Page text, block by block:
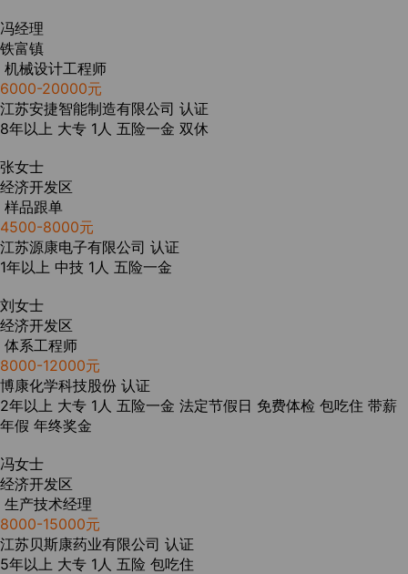
冯经理
铁富镇
机械设计工程师
6000-20000元
江苏安捷智能制造有限公司 认证
8年以上 大专 1人 五险一金 双休
张女士
经济开发区
样品跟单
4500-8000元
江苏源康电子有限公司 认证
1年以上 中技 1人 五险一金
刘女士
经济开发区
体系工程师
8000-12000元
博康化学科技股份 认证
2年以上 大专 1人 五险一金 法定节假日 免费体检 包吃住 带薪
年假 年终奖金
冯女士
经济开发区
生产技术经理
8000-15000元
江苏贝斯康药业有限公司 认证
5年以上 大专 1人 五险 包吃住